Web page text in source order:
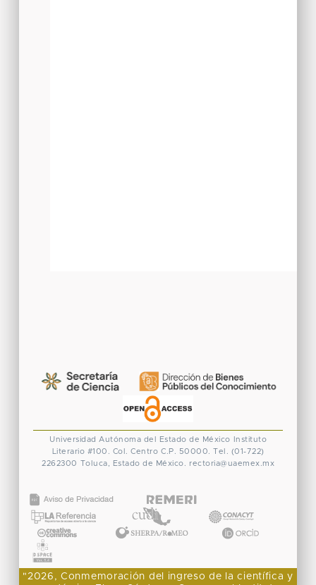
Universidad Autónoma del Estado de México
Instituto
Literario #100. Col. Centro C.P. 50000. Tel. (01-722)
2262300 Toluca, Estado de México. rectoria@uaemex.mx
"2026, Conmemoración del ingreso de la científica y